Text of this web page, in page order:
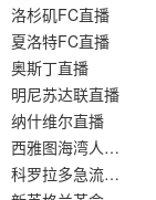
洛杉矶FC直播
夏洛特FC直播
奥斯丁直播
明尼苏达联直播
纳什维尔直播
西雅图海湾人直播
科罗拉多急流直播